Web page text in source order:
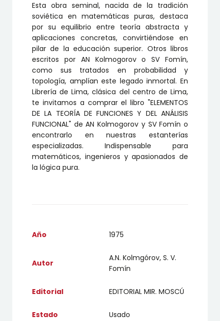
Esta obra seminal, nacida de la tradición
soviética en matemáticas puras, destaca
por su equilibrio entre teoría abstracta y
aplicaciones concretas, convirtiéndose en
pilar de la educación superior. Otros libros
escritos por AN Kolmogorov o SV Fomín,
como sus tratados en probabilidad y
topología, amplían este legado inmortal. En
Librería de Lima, clásica del centro de Lima,
te invitamos a comprar el libro "ELEMENTOS
DE LA TEORÍA DE FUNCIONES Y DEL ANÁLISIS
FUNCIONAL" de AN Kolmogorov y SV Fomín o
encontrarlo en nuestras estanterías
especializadas. Indispensable para
matemáticos, ingenieros y apasionados de
la lógica pura.
Año 1975
Autor
A.N. Kolmgórov, S. V.
Fomín
Editorial EDITORIAL MIR. MOSCÚ
Estado Usado